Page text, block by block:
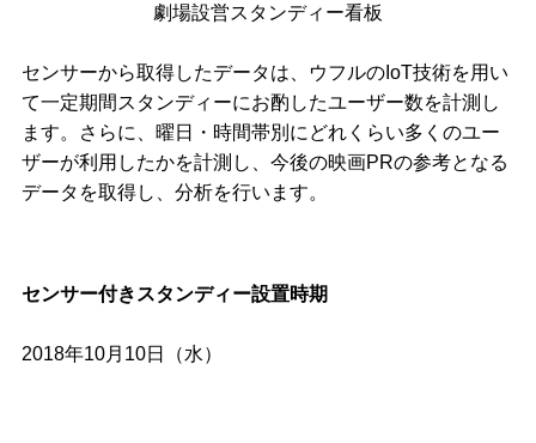
劇場設営スタンディー看板
センサーから取得したデータは、ウフルのIoT技術を用い
て一定期間スタンディーにお酌したユーザー数を計測し
ます。さらに、曜日・時間帯別にどれくらい多くのユー
ザーが利用したかを計測し、今後の映画PRの参考となる
データを取得し、分析を行います。
センサー付きスタンディー設置時期
2018年10月10日（水）